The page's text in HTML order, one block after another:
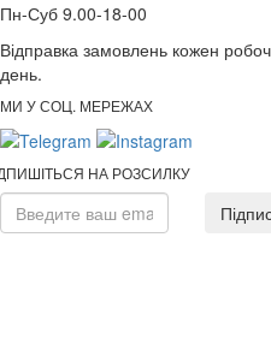
Пн-Суб 9.00-18-00
Відправка замовлень кожен
день.
МИ У СОЦ. МЕРЕЖАХ
НА РОЗСИЛКУ